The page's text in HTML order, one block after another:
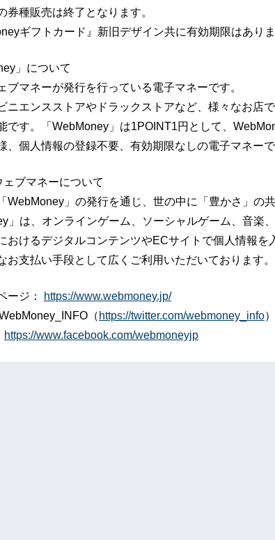
券種販売は終了となります。
ギフトカード』新旧デザイン共に有効期限はありま
」について
ブマネーが発行を行っている電子マネーです。
ニエンスストアやドラックストアなど、様々なお店
です。「WebMoney」は1POINT1円として、
、個人情報の登録不要、有効期限なしの電子マネーで
ブマネーについて
WebMoney」の発行を通じ、世の中に「豊かさ」の
」は、オンラインゲーム、ソーシャルゲーム、音楽
おけるデジタルコンテンツやECサイトで個人情報を
お支払い手段として広くご利用いただいております。
ージ：
https://www.webmoney.jp/
（ https://twitter.com/webmoney_info）
https://www.facebook.com/webmoneyjp